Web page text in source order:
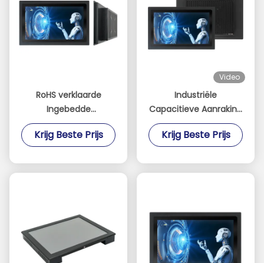
RoHS verklaarde
Ingebedde
Aanrakingscomité PC
met 2xUSB 3,0 I/O
Krijg Beste Prijs
Video
Industriële
Capacitieve Aanraking
Ontworpen Comité PC
met de Opslag van
Krijg Beste Prijs